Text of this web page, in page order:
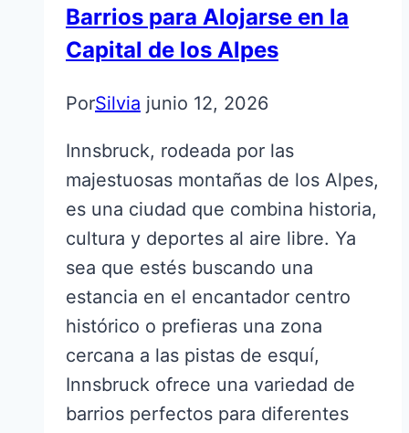
Barrios para Alojarse en la
Capital de los Alpes
PorSilvia junio 12, 2026
Innsbruck, rodeada por las
majestuosas montañas de los Alpes,
es una ciudad que combina historia,
cultura y deportes al aire libre. Ya
sea que estés buscando una
estancia en el encantador centro
histórico o prefieras una zona
cercana a las pistas de esquí,
Innsbruck ofrece una variedad de
barrios perfectos para diferentes